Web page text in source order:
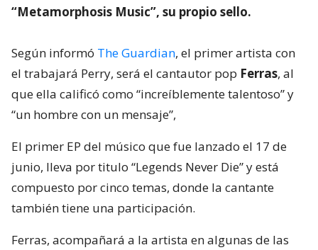
“Metamorphosis Music”, su propio sello.
Según informó The Guardian, el primer artista con
el trabajará Perry, será el cantautor pop Ferras, al
que ella calificó como “increíblemente talentoso” y
“un hombre con un mensaje”,
El primer EP del músico que fue lanzado el 17 de
junio, lleva por titulo “Legends Never Die” y está
compuesto por cinco temas, donde la cantante
también tiene una participación.
Ferras, acompañará a la artista en algunas de las